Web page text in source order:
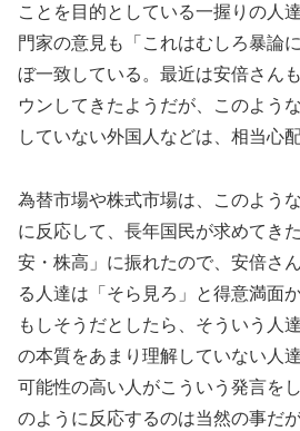
ことを目的としている一握りの人
門家の意見も「これはむしろ暴論
ぼ一致している。最近は安倍さん
ウンしてきたようだが、このよう
していない外国人などは、相当心
為替市場や株式市場は、このよう
に反応して、長年国民が求めてき
安・株高」に振れたので、安倍さ
る人達は「そら見ろ」と得意満面
もしそうだとしたら、そういう人
の本質をあまり理解していない人
可能性の高い人がこういう発言を
のように反応するのは当然の事だ